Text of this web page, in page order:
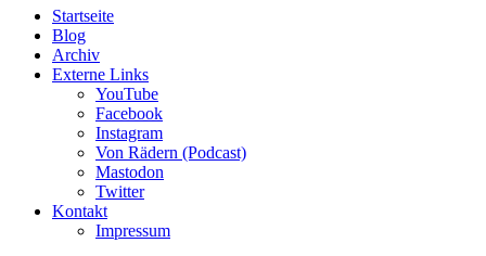
Startseite
Blog
Archiv
Externe Links
YouTube
Facebook
Instagram
Von Rädern (Podcast)
Mastodon
Twitter
Kontakt
Impressum